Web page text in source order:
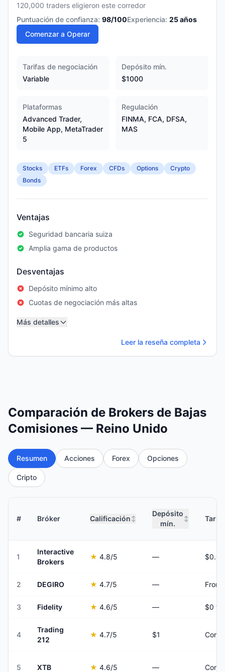
120,000 traders eligieron este corredor
Puntuación de confianza: 98/100Experiencia: 25años
Comenzar a Operar
Tarifas de negociación
Variable
Depósito mín.
$1000
Plataformas
Advanced Trader,
Mobile App, MetaTrader
5
Regulación
FINMA, FCA, DFSA,
MAS
Stocks ETFs Forex CFDs Options
Crypto
Bonds
Ventajas
Seguridad bancaria suiza
Amplia gama de productos
Desventajas
Depósito mínimo alto
Cuotas de negociación más altas
Más detalles
Leer la reseña completa
Comparación de Brokers de Bajas
Comisiones — Reino Unido
Resumen Acciones Forex Opciones
Cripto
# Bróker Calificación ↕
Depósito
mín.
↕
1
Interactive
Brokers
★ 4.8/5 —
2 DEGIRO ★ 4.7/5 — From
3 Fidelity ★ 4.6/5 — $0
4
Trading
212
★ 4.7/5 $1
5 XTB ★ 4.6/5 —